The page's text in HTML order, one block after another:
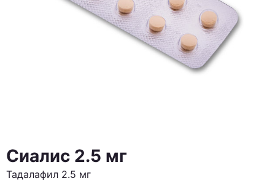
Сиалис 2.5 мг
Тадалафил 2.5 мг